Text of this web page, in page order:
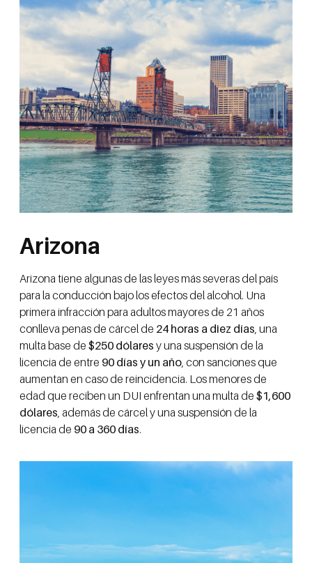
Arizona
Arizona tiene algunas de las leyes más severas del país
para la conducción bajo los efectos del alcohol. Una
primera infracción para adultos mayores de 21 años
conlleva penas de cárcel de 24 horas a diez días , una
multa base de $250 dólares y una suspensión de la
licencia de entre 90 días y un año , con sanciones que
aumentan en caso de reincidencia. Los menores de
edad que reciben un DUI enfrentan una multa de $1,600
dólares , además de cárcel y una suspensión de la
licencia de 90 a 360 días.